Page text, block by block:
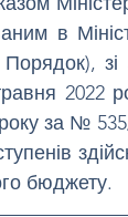
в
зі
2022
за №
бюджету.